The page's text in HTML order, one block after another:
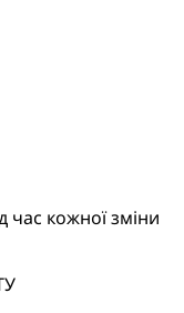
час кожної зміни